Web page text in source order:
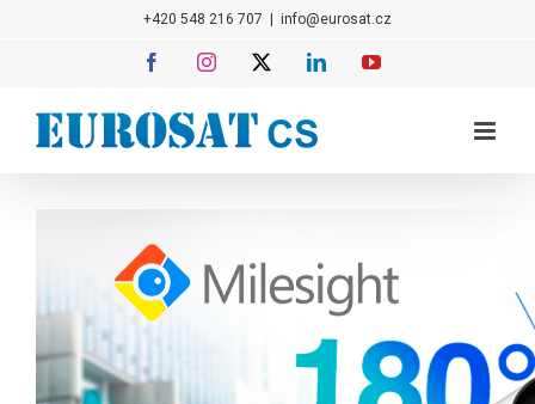
+420 548 216 707 info@eurosat.cz
FacebookInstagram LinkedInYouTube